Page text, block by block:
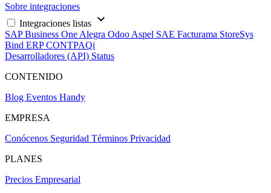
Sobre integraciones
Integraciones listas keyboard_arrow_down
SAP Business One Alegra Odoo Aspel SAE Facturama StoreSys
Bind ERPCONTPAQi
Desarrolladores (API) Status
CONTENIDO
Blog Eventos Handy
EMPRESA
Conócenos Seguridad Términos Privacidad
PLANES
Precios Empresarial